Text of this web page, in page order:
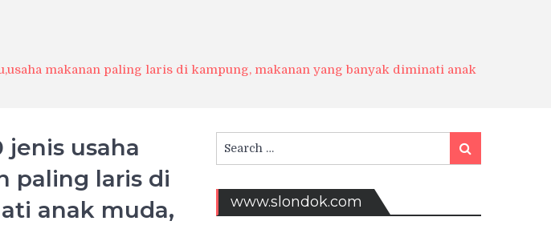
makanan paling laris di kampung, makanan yang banyak diminati anak
jenis usaha
paling laris di
anak muda,
Search
for:
Search
www.slondok.com